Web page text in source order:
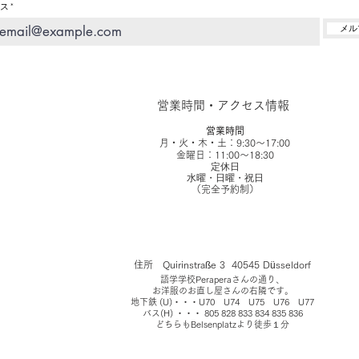
メ
営業時間・アクセス情報
営業時間
月・火・木・土：9:30～17:00
金曜日：11:00～18:30
定休日
​水曜・日曜・祝日
（完全予約制）​
住所 Quirinstraße 3 40545 Düsseldorf
​語学学校Peraperaさんの通り、
お洋服のお直し屋さんの右隣です。
地下鉄 (U)・・・U70 U74 U75 U76 U77
バス(H) ・・・ 805 828 833 834 835 836
どちらもBelsenplatzより徒歩１分